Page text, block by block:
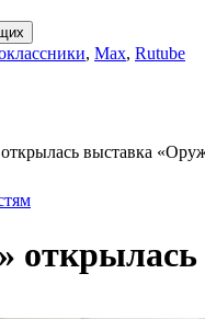
, Max, Rutube
выставка